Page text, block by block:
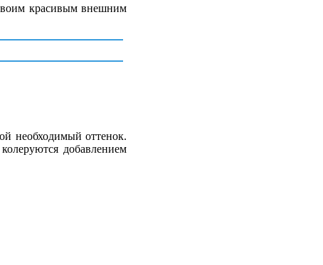
красивым внешним
необходимый оттенок.
добавлением